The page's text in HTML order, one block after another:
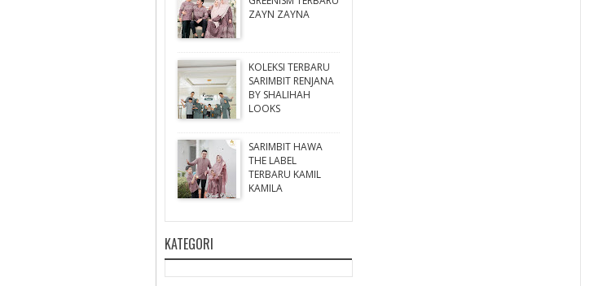
ZAYN ZAYNA
KOLEKSI TERBARU
SARIMBIT RENJANA
BY SHALIHAH
LOOKS
SARIMBIT HAWA
THE LABEL
TERBARU KAMIL
KAMILA
KATEGORI